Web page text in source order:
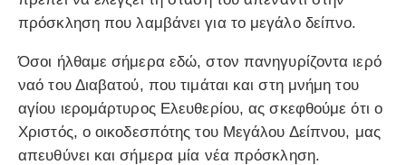
πρόσκληση που λαμβάνει για το μεγάλο δείπνο.
Όσοι ήλθαμε σήμερα εδώ, στον πανηγυρίζοντα ιερό
ναό του Διαβατού, που τιμάται και στη μνήμη του
αγίου ιερομάρτυρος Ελευθερίου, ας σκεφθούμε ότι ο
Χριστός, ο οικοδεσπότης του Μεγάλου Δείπνου, μας
απευθύνει και σήμερα μία νέα πρόσκληση.